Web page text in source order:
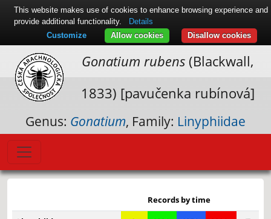
Gonatium rubens(Blackwall,
1833) [pavučenka rubínová]
Genus: Gonatium, Family: Linyphiidae
Leaflet|© Seznam.cz a.s. a další
Records by time
This website makes use of cookies to enhance browsing experience and
provide additional functionality.
Details
Disallow cookies
Allow cookies
Customize